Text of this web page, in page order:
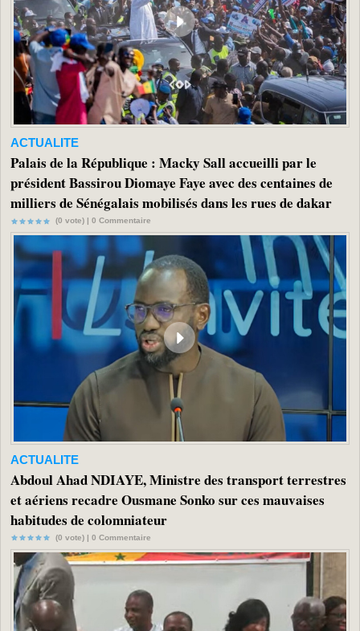
ACTUALITE
Palais de la République : Macky Sall accueilli par le
président Bassirou Diomaye Faye avec des centaines de
milliers de Sénégalais mobilisés dans les rues de dakar
(0 vote) | 0 Commentaire
ACTUALITE
Abdoul Ahad NDIAYE, Ministre des transport terrestres
et aériens recadre Ousmane Sonko sur ces mauvaises
habitudes de colomniateur
(0 vote) | 0 Commentaire